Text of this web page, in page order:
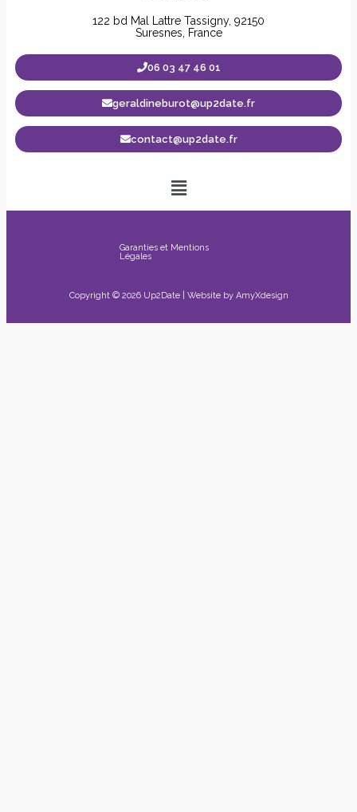
122 bd Mal Lattre Tassigny, 92150
Suresnes, France
06 03 47 46 01
geraldineburot@up2date.fr
contact@up2date.fr
Garanties et Mentions
Légales
Copyright © 2026 Up2Date | Website by AmyXdesign